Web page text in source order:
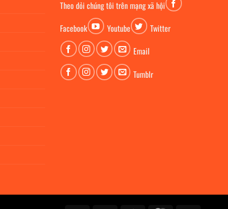
Theo dỏi chúng tôi trên mạng xã hội
Facebook
Youtube
Twitter
Email
Tumblr